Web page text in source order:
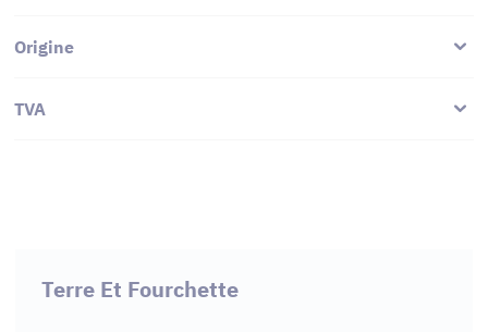
Origine
TVA
Terre Et Fourchette